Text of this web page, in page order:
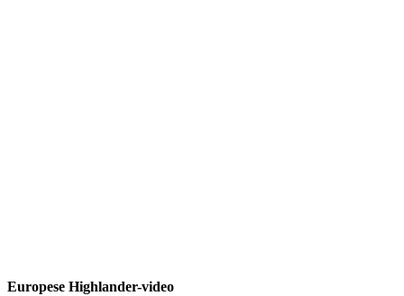
Europese Highlander-video